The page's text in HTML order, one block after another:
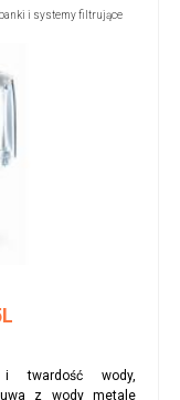
i systemy filtrujące
i twardość wody,
z wody metale